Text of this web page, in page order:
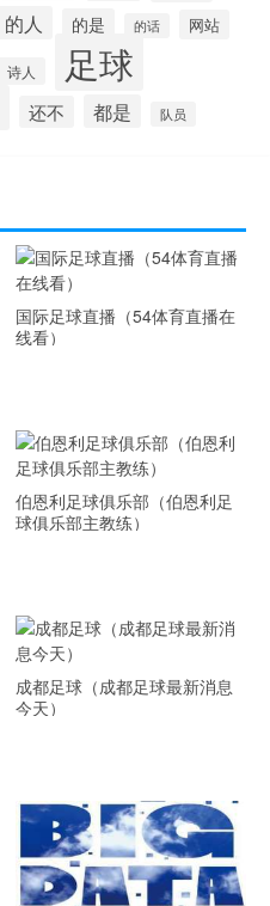
的人 的是 的话 网站
诗人 足球
还不 都是 队员
国际足球直播（54体育直播在
线看）
伯恩利足球俱乐部（伯恩利足
球俱乐部主教练）
成都足球（成都足球最新消息
今天）